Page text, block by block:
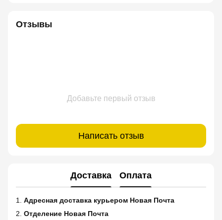
Отзывы
Добавьте первый отзыв
Написать отзыв
Доставка Оплата
1. Адресная доставка курьером Новая Почта
2. Отделение Новая Почта